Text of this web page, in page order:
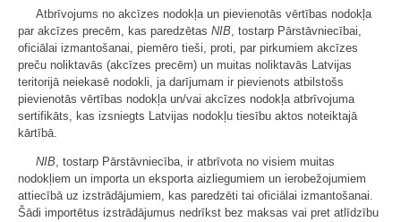
Atbrīvojums no akcīzes nodokļa un pievienotās vērtības nodokļa
par akcīzes precēm, kas paredzētas NIB, tostarp Pārstāvniecībai,
oficiālai izmantošanai, piemēro tieši, proti, par pirkumiem akcīzes
preču noliktavās (akcīzes precēm) un muitas noliktavās Latvijas
teritorijā neiekasē nodokli, ja darījumam ir pievienots atbilstošs
pievienotās vērtības nodokļa un/vai akcīzes nodokļa atbrīvojuma
sertifikāts, kas izsniegts Latvijas nodokļu tiesību aktos noteiktajā
kārtībā.
NIB, tostarp Pārstāvniecība, ir atbrīvota no visiem muitas
nodokļiem un importa un eksporta aizliegumiem un ierobežojumiem
attiecībā uz izstrādājumiem, kas paredzēti tai oficiālai izmantošanai.
Šādi importētus izstrādājumus nedrīkst bez maksas vai pret atlīdzību